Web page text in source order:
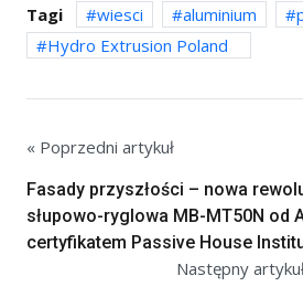
Tagi wiesci aluminium
Hydro Extrusion Poland
« Poprzedni artykuł
Fasady przyszłości – nowa
słupowo-ryglowa MB-MT50N od
certyfikatem Passive House
Następny